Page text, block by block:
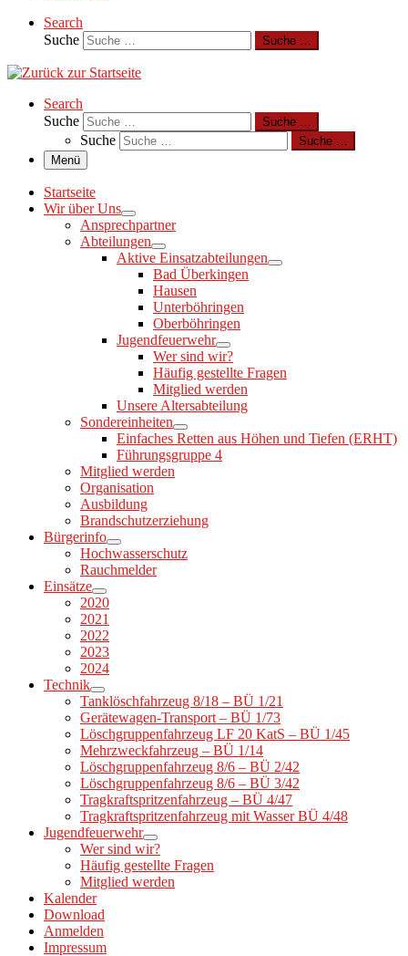
Search
Suche
Suche …
Search
Suche
Suche …
Suche
Suche …
Menü
Startseite
Wir über Uns
Ansprechpartner
Abteilungen
Aktive Einsatzabteilungen
Bad Überkingen
Hausen
Unterböhringen
Oberböhringen
Jugendfeuerwehr
Wer sind wir?
Häufig gestellte Fragen
Mitglied werden
Unsere Altersabteilung
Sondereinheiten
Einfaches Retten aus Höhen und Tiefen (ERHT)
Führungsgruppe 4
Mitglied werden
Organisation
Ausbildung
Brandschutzerziehung
Bürgerinfo
Hochwasserschutz
Rauchmelder
Einsätze
2020
2021
2022
2023
2024
Technik
Tanklöschfahrzeug 8/18 – BÜ 1/21
Gerätewagen-Transport – BÜ 1/73
Löschgruppenfahrzeug LF 20 KatS – BÜ 1/45
Mehrzweckfahrzeug – BÜ 1/14
Löschgruppenfahrzeug 8/6 – BÜ 2/42
Löschgruppenfahrzeug 8/6 – BÜ 3/42
Tragkraftspritzenfahrzeug – BÜ 4/47
Tragkraftspritzenfahrzeug mit Wasser BÜ 4/48
Jugendfeuerwehr
Wer sind wir?
Häufig gestellte Fragen
Mitglied werden
Kalender
Download
Anmelden
Impressum